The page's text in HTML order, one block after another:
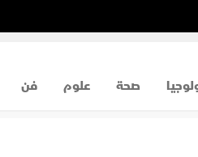
صحة علوم فن